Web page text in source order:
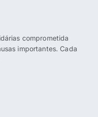
comprometida
importantes. Cada